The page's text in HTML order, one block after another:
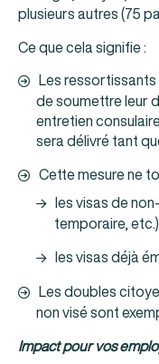
plusieurs autres (75
Ce que cela signifie :
Les
de soumettre leur
entretien
sera délivré tant
Cette mesure ne
les visas de
temporaire, etc.)
les visas déjà
Les doubles
non visé sont
Impact pour vos